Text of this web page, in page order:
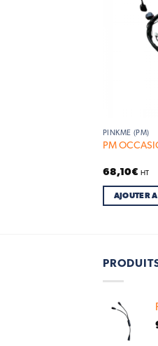
PINKME (PM)
PM
68,10€ HT
AJOUTER